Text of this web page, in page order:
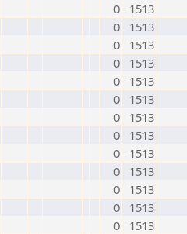
0
1513
0
1513
0
1513
0
1513
0
1513
0
1513
0
1513
0
1513
0
1513
0
1513
0
1513
0
1513
0
1513